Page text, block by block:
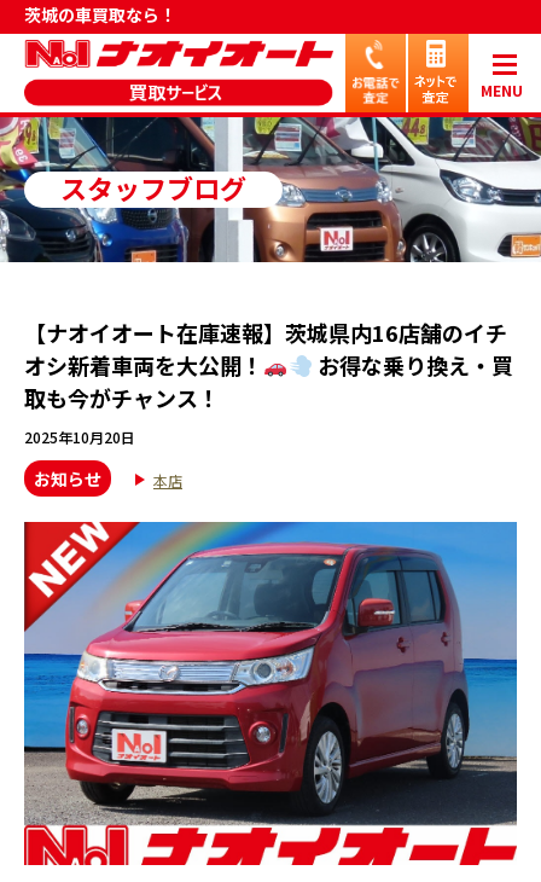
茨城の車買取なら！
MENU
スタッフブログ
【ナオイオート在庫速報】茨城県内16店舗のイチ
オシ新着車両を大公開！
お得な乗り換え・買
取も今がチャンス！
2025年10月20日
お知らせ 本店